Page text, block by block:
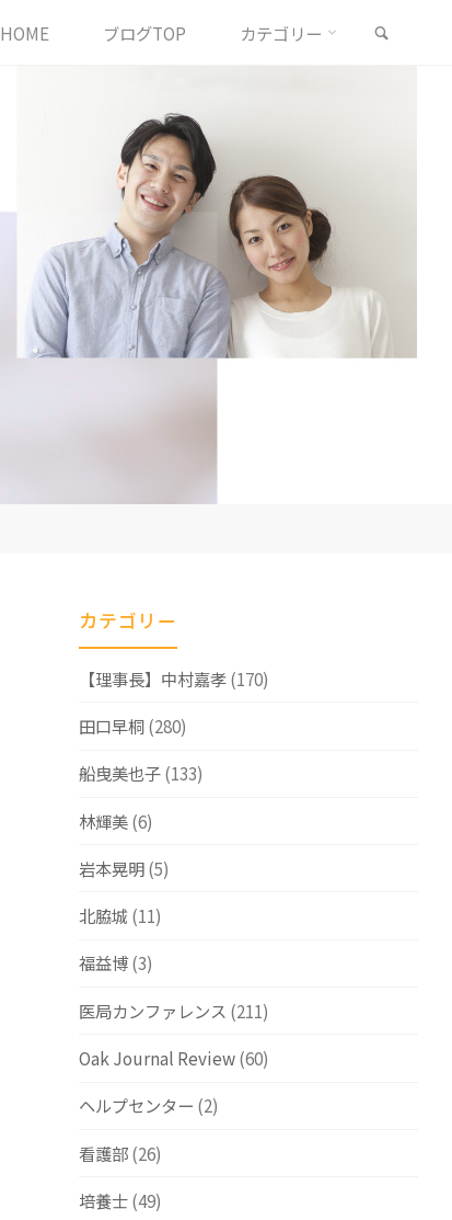
ブログTOP カテゴリー
カテゴリー
【理事長】中村嘉孝(170)
田口早桐(280)
船曳美也子(133)
林輝美(6)
岩本晃明(5)
北脇城 (11)
福益博(3)
医局カンファレンス (211)
Oak Journal Review(60)
ヘルプセンター (2)
看護部(26)
培養士(49)